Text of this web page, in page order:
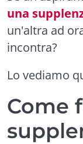
una
un'altra ad
incontra?
Lo vediamo
Come